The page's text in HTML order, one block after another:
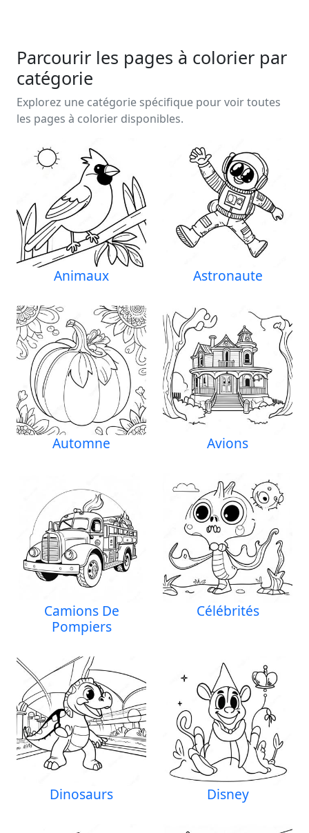
Parcourir les pages à colorier par
catégorie
Explorez une catégorie spécifique pour voir toutes
les pages à colorier disponibles.
Animaux Astronaute
Automne Avions
Camions De
Pompiers
Célébrités
Dinosaurs Disney